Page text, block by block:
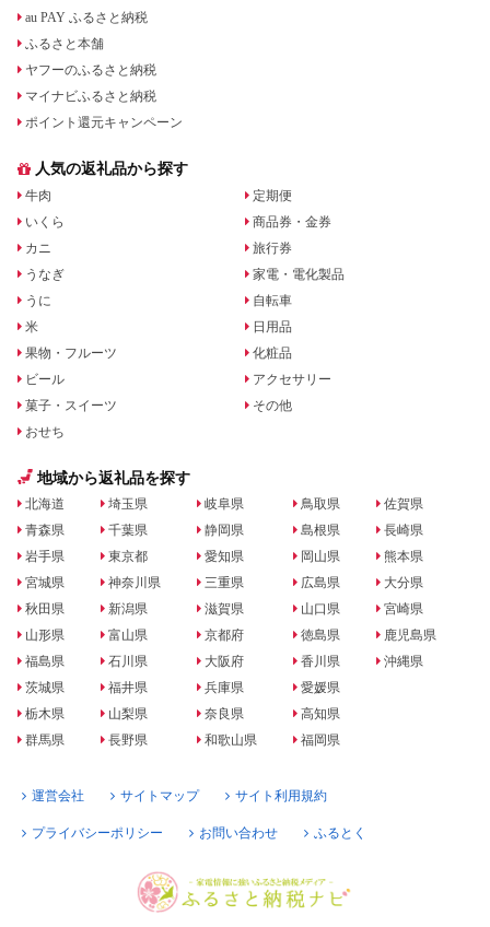
au PAY ふるさと納税
ふるさと本舗
ヤフーのふるさと納税
マイナビふるさと納税
ポイント還元キャンペーン
人気の返礼品から探す
牛肉
いくら
カニ
うなぎ
うに
米
果物・フルーツ
ビール
菓子・スイーツ
おせち
定期便
商品券・金券
旅行券
家電・電化製品
自転車
日用品
化粧品
アクセサリー
その他
地域から返礼品を探す
北海道
青森県
岩手県
宮城県
秋田県
山形県
福島県
茨城県
栃木県
群馬県
埼玉県
千葉県
東京都
神奈川県
新潟県
富山県
石川県
福井県
山梨県
長野県
岐阜県
静岡県
愛知県
三重県
滋賀県
京都府
大阪府
兵庫県
奈良県
和歌山県
鳥取県
島根県
岡山県
広島県
山口県
徳島県
香川県
愛媛県
高知県
福岡県
佐賀県
長崎県
熊本県
大分県
宮崎県
鹿児島県
沖縄県
運営会社 サイトマップ サイト利用規約
プライバシーポリシー お問い合わせ ふるとく